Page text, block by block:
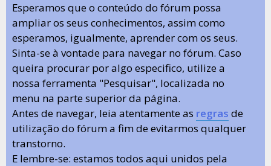
Esperamos que o conteúdo do fórum possa
ampliar os seus conhecimentos, assim como
esperamos, igualmente, aprender com os seus.
Sinta-se à vontade para navegar no fórum. Caso
queira procurar por algo especifico, utilize a
nossa ferramenta "Pesquisar", localizada no
menu na parte superior da página.
Antes de navegar, leia atentamente as regras de
utilização do fórum a fim de evitarmos qualquer
transtorno.
E lembre-se: estamos todos aqui unidos pela